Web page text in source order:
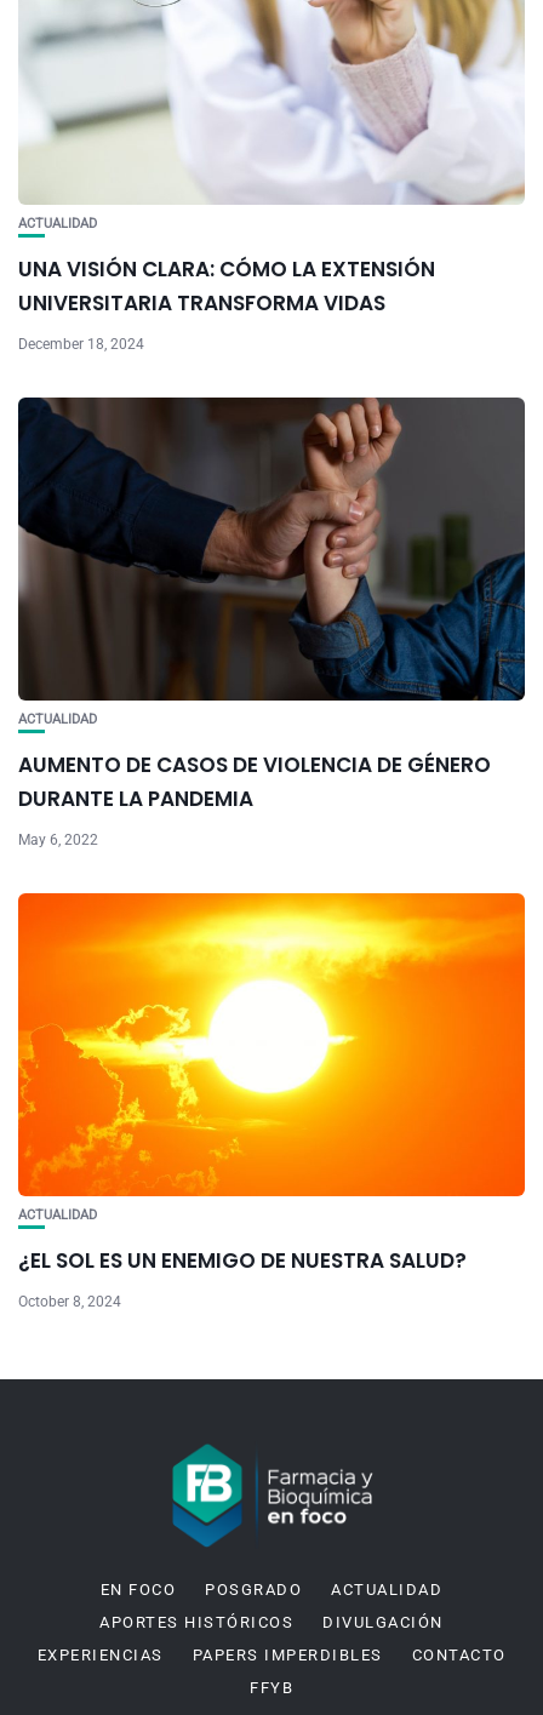
ACTUALIDAD
UNA VISIÓN CLARA: CÓMO LA EXTENSIÓN
UNIVERSITARIA TRANSFORMA VIDAS
December 18, 2024
ACTUALIDAD
AUMENTO DE CASOS DE VIOLENCIA DE GÉNERO
DURANTE LA PANDEMIA
May 6, 2022
ACTUALIDAD
¿EL SOL ES UN ENEMIGO DE NUESTRA SALUD?
October 8, 2024
EN FOCO POSGRADO
ACTUALIDAD
APORTES HISTÓRICOS
DIVULGACIÓN
EXPERIENCIAS
PAPERS IMPERDIBLES
CONTACTO
FFYB